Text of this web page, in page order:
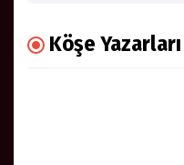
Köşe Yazarları